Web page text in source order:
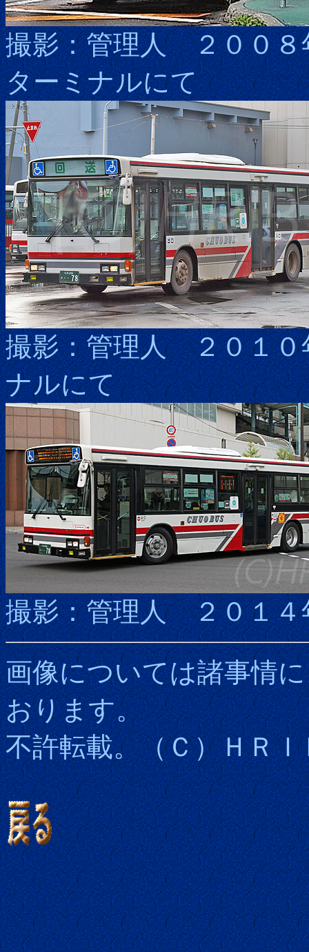
撮影：管理人 ２００
ターミナルにて
撮影：管理人 ２０１
ナルにて
撮影：管理人 ２０１
画像については諸事情
おります。
不許転載。（Ｃ）ＨＲＩ